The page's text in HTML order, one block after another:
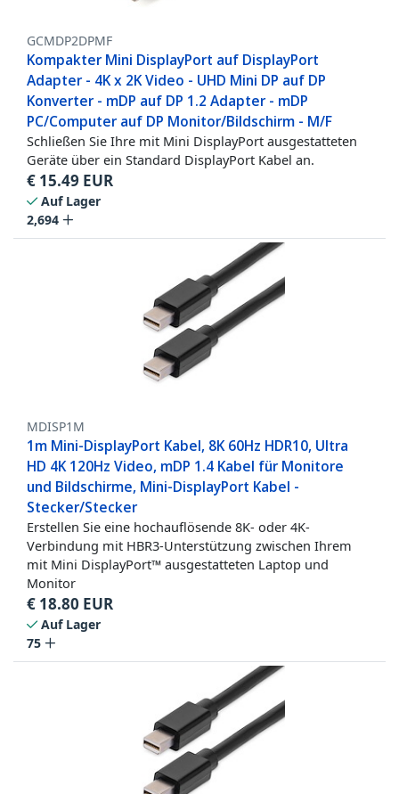
GCMDP2DPMF
Kompakter Mini DisplayPort auf DisplayPort
Adapter - 4K x 2K Video - UHD Mini DP auf DP
Konverter - mDP auf DP 1.2 Adapter - mDP
PC/Computer auf DP Monitor/Bildschirm - M/F
Schließen Sie Ihre mit Mini DisplayPort ausgestatteten
Geräte über ein Standard DisplayPort Kabel an.
€ 15.49 EUR
Auf Lager
2,694
MDISP1M
1m Mini-DisplayPort Kabel, 8K 60Hz HDR10, Ultra
HD 4K 120Hz Video, mDP 1.4 Kabel für Monitore
und Bildschirme, Mini-DisplayPort Kabel -
Stecker/Stecker
Erstellen Sie eine hochauflösende 8K- oder 4K-
Verbindung mit HBR3-Unterstützung zwischen Ihrem
mit Mini DisplayPort™ ausgestatteten Laptop und
Monitor
€ 18.80 EUR
Auf Lager
75